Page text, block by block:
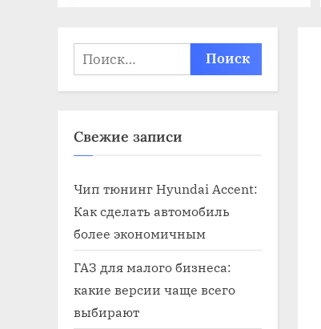
Найти:
Свежие записи
Чип тюнинг Hyundai Accent:
Как сделать автомобиль
более экономичным
ГАЗ для малого бизнеса:
какие версии чаще всего
выбирают